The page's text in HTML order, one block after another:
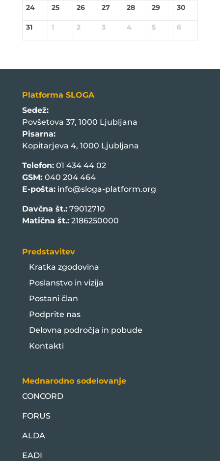
24 25 26 27 28 29 30
31 1 2 3 4 5 6
Platforma SLOGA
Sedež:
Povšetova 37, 1000 Ljubljana
Pisarna:
Kopitarjeva 4, 1000 Ljubljana
Telefon:01 434 44 02
GSM: 040 204 464
E-pošta: info@sloga-platform.org
Davčna št.:79012710
Matična št.:2186250000
Predstavitev
Kratka zgodovina
Poslanstvo in vizija
Postani član
Podprite nas
Delovna področja in pobude
Kontakti
Mednarodno sodelovanje
CONCORD
FORUS
ALDA
EADI